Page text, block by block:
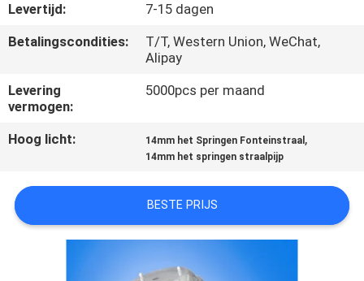
VERZOEK
OM
CITAAT
SITEMAP
Levertijd:
7-15 dagen
Betalingscondities:
T/T, Western Union, WeChat,
Alipay
Levering
vermogen:
5000pcs per maand
Hoog licht: 14mm het Springen Fonteinstraal ,
14mm het springen straalpijp
BESTE PRIJS